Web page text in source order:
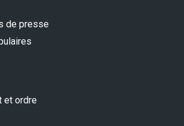
de presse
et ordre